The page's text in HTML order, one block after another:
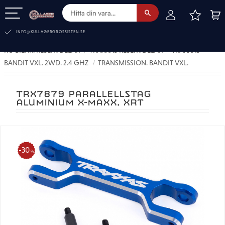
INFO@KULLAGERGROSSISTEN.SE
RC-BILAR. RESERVDELAR TRAXXAS RESERVDELAR
TRAXXAS
BANDIT VXL. 2WD. 2.4 GHZ
TRANSMISSION. BANDIT VXL.
TRX7879 PARALLELLSTAG
ALUMINIUM X-MAXX, XRT
30 %